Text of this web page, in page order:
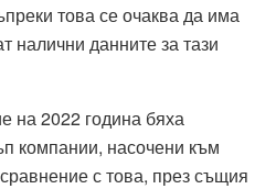
това се очаква да има
налични данните за тази
на 2022 година бяха
компании, насочени към
с това, през същия